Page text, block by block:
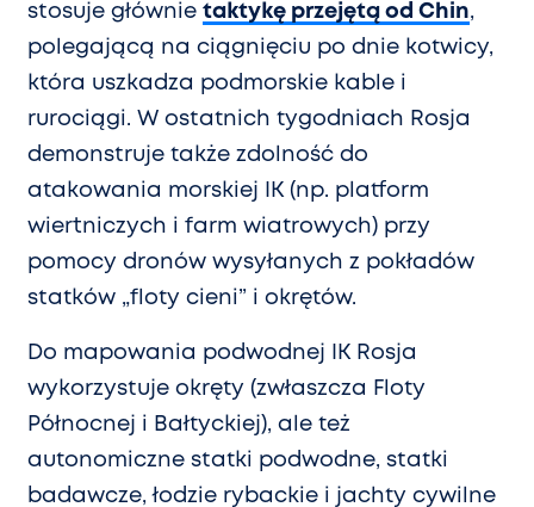
stosuje głównie taktykę przejętą od Chin,
polegającą na ciągnięciu po dnie kotwicy,
która uszkadza podmorskie kable i
rurociągi. W ostatnich tygodniach Rosja
demonstruje także zdolność do
atakowania morskiej IK (np. platform
wiertniczych i farm wiatrowych) przy
pomocy dronów wysyłanych z pokładów
statków „floty cieni” i okrętów.
Do mapowania podwodnej IK Rosja
wykorzystuje okręty (zwłaszcza Floty
Północnej i Bałtyckiej), ale też
autonomiczne statki podwodne, statki
badawcze, łodzie rybackie i jachty cywilne